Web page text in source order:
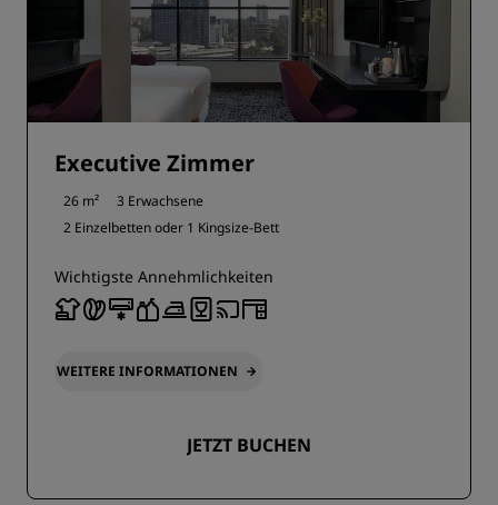
Executive Zimmer
26 m²
3 Erwachsene
2 Einzelbetten oder 1 Kingsize-Bett
Wichtigste Annehmlichkeiten
WEITERE INFORMATIONEN
JETZT BUCHEN